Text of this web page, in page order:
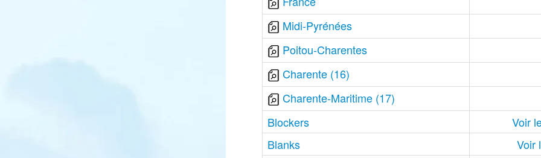
Midi-Pyrénées
Poitou-Charentes
Charente (16)
Charente-Maritime (17)
Blockers
Voir
Blanks
Voir